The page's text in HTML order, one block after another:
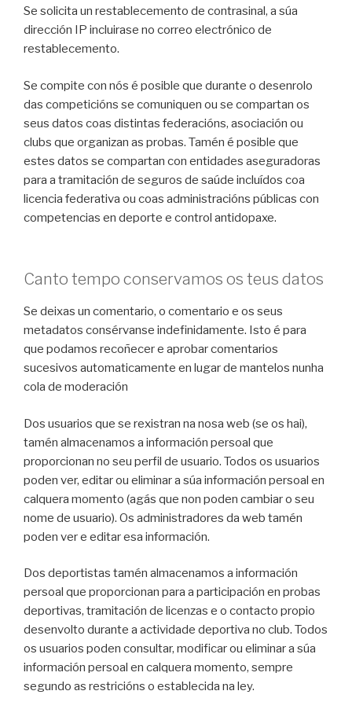
Se solicita un restablecemento de contrasinal, a súa
dirección IP incluirase no correo electrónico de
restablecemento.
Se compite con nós é posible que durante o desenrolo
das competicións se comuniquen ou se compartan os
seus datos coas distintas federacións, asociación ou
clubs que organizan as probas. Tamén é posible que
estes datos se compartan con entidades aseguradoras
para a tramitación de seguros de saúde incluídos coa
licencia federativa ou coas administracións públicas con
competencias en deporte e control antidopaxe.
Canto tempo conservamos os teus datos
Se deixas un comentario, o comentario e os seus
metadatos consérvanse indefinidamente. Isto é para
que podamos recoñecer e aprobar comentarios
sucesivos automaticamente en lugar de mantelos nunha
cola de moderación
Dos usuarios que se rexistran na nosa web (se os hai),
tamén almacenamos a información persoal que
proporcionan no seu perfil de usuario. Todos os usuarios
poden ver, editar ou eliminar a súa información persoal en
calquera momento (agás que non poden cambiar o seu
nome de usuario). Os administradores da web tamén
poden ver e editar esa información.
Dos deportistas tamén almacenamos a información
persoal que proporcionan para a participación en probas
deportivas, tramitación de licenzas e o contacto propio
desenvolto durante a actividade deportiva no club. Todos
os usuarios poden consultar, modificar ou eliminar a súa
información persoal en calquera momento, sempre
segundo as restricións o establecida na ley.